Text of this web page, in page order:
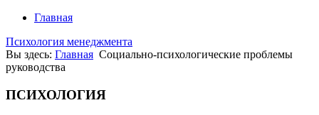
Главная
Психология менеджмента
Вы здесь: Главная Cоциально-психологические проблемы
руководства
ПСИХОЛОГИЯ